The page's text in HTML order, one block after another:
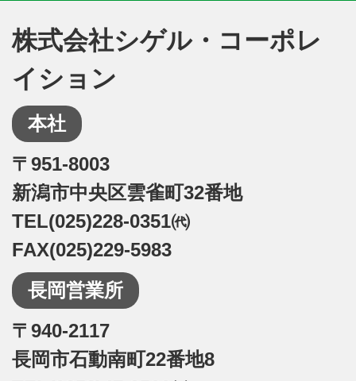
株式会社シゲル・コーポレ
イション
本社
〒951-8003
新潟市中央区雲雀町32番地
TEL(025)228-0351㈹
FAX(025)229-5983
長岡営業所
〒940-2117
長岡市石動南町22番地8